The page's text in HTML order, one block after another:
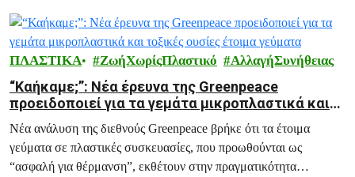
ΠΛΑΣΤΙΚΑ ΖωήΧωρίςΠλαστικό ΑλλαγήΣυνήθειας
“Καήκαμε;”: Νέα έρευνα της Greenpeace
προειδοποιεί για τα γεμάτα μικροπλαστικά και
τοξικές ουσίες έτοιμα γεύματα
Νέα ανάλυση της διεθνούς Greenpeace βρήκε ότι τα έτοιμα
γεύματα σε πλαστικές συσκευασίες, που προωθούνται ως
“ασφαλή για θέρμανση”, εκθέτουν στην πραγματικότητα